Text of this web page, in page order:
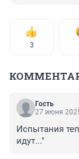
3
Гость
27 июня
Испытания
идут..."